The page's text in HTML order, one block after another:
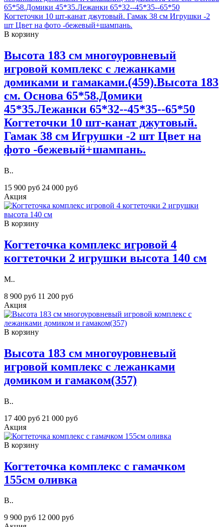
В корзину
Высота 183 см многоуровневый
игровой комплекс с лежанками
домиками и гамаками.(459).Высота 183
см. Основа 65*58.Домики
45*35.Лежанки 65*32--45*35--65*50
Когтеточки 10 шт-канат джутовый.
Гамак 38 см Игрушки -2 шт Цвет на
фото -бежевый+шампань.
В..
15 900 руб 24 000 руб
Акция
В корзину
Когтеточка комплекс игровой 4
когтеточки 2 игрушки высота 140 см
М..
8 900 руб 11 200 руб
Акция
В корзину
Высота 183 см многоуровневый
игровой комплекс с лежанками
домиком и гамаком(357)
В..
17 400 руб 21 000 руб
Акция
В корзину
Когтеточка комплекс с гамачком
155см оливка
В..
9 900 руб 12 000 руб